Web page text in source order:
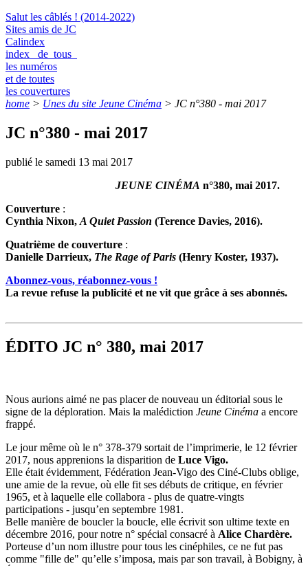
Salut les câblés ! (2014-2022)
Sites amis de JC
Calindex
index de tous
les numéros
et de toutes
les couvertures
home > Unes du site Jeune Cinéma > JC n°380 - mai 2017
JC n°380 - mai 2017
publié le samedi 13 mai 2017
JEUNE CINÉMA n°380, mai 2017.
Couverture :
Cynthia Nixon, A Quiet Passion (Terence Davies, 2016).
Quatrième de couverture :
Danielle Darrieux, The Rage of Paris (Henry Koster, 1937).
Abonnez-vous, réabonnez-vous !
La revue refuse la publicité et ne vit que grâce à ses abonnés.
ÉDITO JC n° 380, mai 2017
Nous aurions aimé ne pas placer de nouveau un éditorial sous le
signe de la déploration. Mais la malédiction Jeune Cinéma a encore
frappé.
Le jour même où le n° 378-379 sortait de l’imprimerie, le 12 février
2017, nous apprenions la disparition de Luce Vigo.
Elle était évidemment, Fédération Jean-Vigo des Ciné-Clubs oblige,
une amie de la revue, où elle fit ses débuts de critique, en février
1965, et à laquelle elle collabora - plus de quatre-vingts
participations - jusqu’en septembre 1981.
Belle manière de boucler la boucle, elle écrivit son ultime texte en
décembre 2016, pour notre n° spécial consacré à Alice Chardère.
Porteuse d’un nom illustre pour tous les cinéphiles, ce ne fut pas
comme "fille de" qu’elle s’imposa, mais par son travail, à Bobigny, à